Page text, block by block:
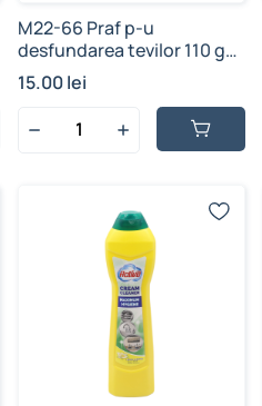
M22-66 Praf p-u
desfundarea tevilor 110 g
(1/200 buc)
15.00 lei